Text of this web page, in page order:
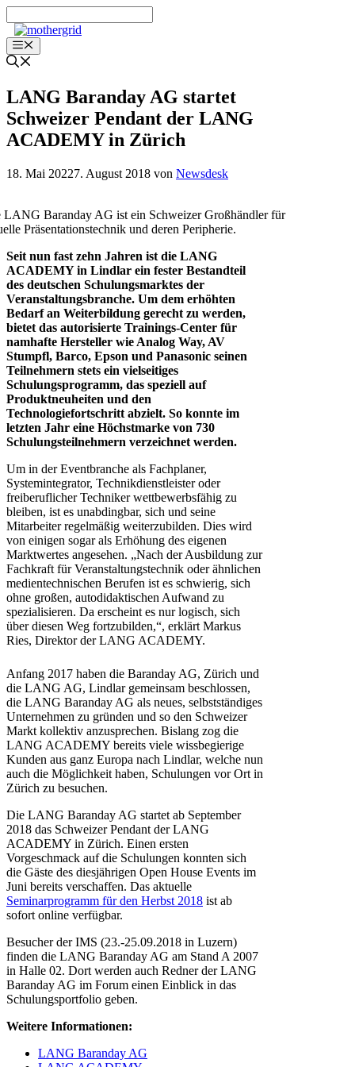
Inhalt
springenMenü
LANG Baranday AG startet
Schweizer Pendant der LANG
ACADEMY in Zürich
18. Mai 20227. August 2018 von Newsdesk
LANG Baranday AG ist ein Schweizer Großhändler für
Präsentationstechnik und deren Peripherie.
Seit nun fast zehn Jahren ist die LANG
ACADEMY in Lindlar ein fester Bestandteil
des deutschen Schulungsmarktes der
Veranstaltungsbranche. Um dem erhöhten
Bedarf an Weiterbildung gerecht zu werden,
bietet das autorisierte Trainings-Center für
namhafte Hersteller wie Analog Way, AV
Stumpfl, Barco, Epson und Panasonic seinen
Teilnehmern stets ein vielseitiges
Schulungsprogramm, das speziell auf
Produktneuheiten und den
Technologiefortschritt abzielt. So konnte im
letzten Jahr eine Höchstmarke von 730
Schulungsteilnehmern verzeichnet werden.
Um in der Eventbranche als Fachplaner,
Systemintegrator, Technikdienstleister oder
freiberuflicher Techniker wettbewerbsfähig zu
bleiben, ist es unabdingbar, sich und seine
Mitarbeiter regelmäßig weiterzubilden. Dies wird
von einigen sogar als Erhöhung des eigenen
Marktwertes angesehen. „Nach der Ausbildung zur
Fachkraft für Veranstaltungstechnik oder ähnlichen
medientechnischen Berufen ist es schwierig, sich
ohne großen, autodidaktischen Aufwand zu
spezialisieren. Da erscheint es nur logisch, sich
über diesen Weg fortzubilden,“, erklärt Markus
Ries, Direktor der LANG ACADEMY.
Anfang 2017 haben die Baranday AG, Zürich und
die LANG AG, Lindlar gemeinsam beschlossen,
die LANG Baranday AG als neues, selbstständiges
Unternehmen zu gründen und so den Schweizer
Markt kollektiv anzusprechen. Bislang zog die
LANG ACADEMY bereits viele wissbegierige
Kunden aus ganz Europa nach Lindlar, welche nun
auch die Möglichkeit haben, Schulungen vor Ort in
Zürich zu besuchen.
Die LANG Baranday AG startet ab September
2018 das Schweizer Pendant der LANG
ACADEMY in Zürich. Einen ersten
Vorgeschmack auf die Schulungen konnten sich
die Gäste des diesjährigen Open House Events im
Juni bereits verschaffen. Das aktuelle
Seminarprogramm für den Herbst 2018 ist ab
sofort online verfügbar.
Besucher der IMS (23.-25.09.2018 in Luzern)
finden die LANG Baranday AG am Stand A 2007
in Halle 02. Dort werden auch Redner der LANG
Baranday AG im Forum einen Einblick in das
Schulungsportfolio geben.
Weitere Informationen:
LANG Baranday AG